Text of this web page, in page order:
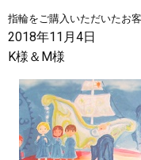
指輪をご購入いただいたお
2018年11月4日
K様＆M様